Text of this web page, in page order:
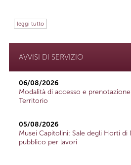
leggi tutto
AVVISI DI SERVIZIO
06/08/2026
Modalità di accesso e
Territorio
05/08/2026
Musei Capitolini: Sale degli Horti di
pubblico per lavori